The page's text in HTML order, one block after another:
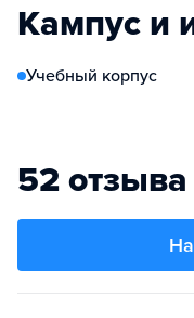
Кампус и
Учебный корпус
52 отзыва